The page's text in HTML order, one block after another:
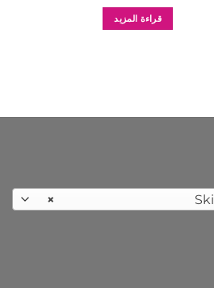
قراءة المزيد
×